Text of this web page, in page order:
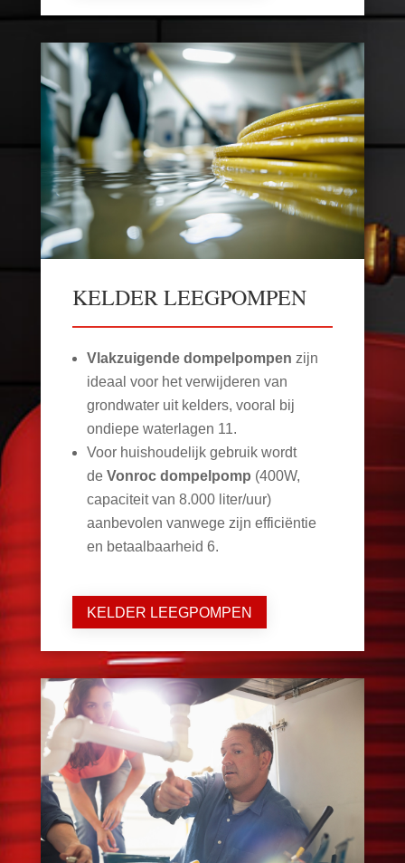
KELDER LEEGPOMPEN
Vlakzuigende dompelpompen zijn
ideaal voor het verwijderen van
grondwater uit kelders, vooral bij
ondiepe waterlagen 11.
Voor huishoudelijk gebruik wordt
de Vonroc dompelpomp (400W,
capaciteit van 8.000 liter/uur)
aanbevolen vanwege zijn efficiëntie
en betaalbaarheid 6.
KELDER LEEGPOMPEN